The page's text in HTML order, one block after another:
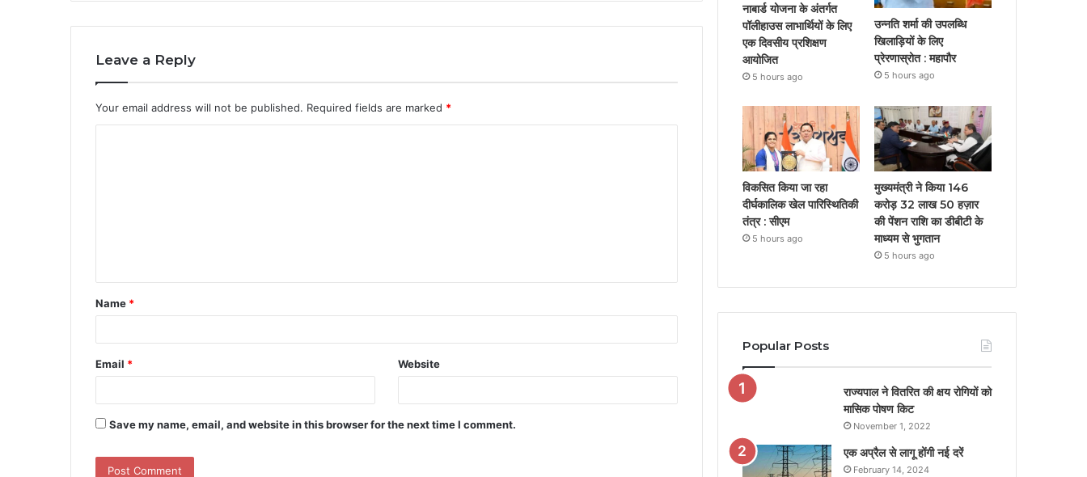
Leave a Reply
Your email address will not be published. Required fields are marked *
t
*
Name *
Email * Website
Save my name, email, and website in this browser for the next time I comment.
नाबार्ड योजना के अंतर्गत
पॉलीहाउस लाभार्थियों के लिए
एक दिवसीय प्रशिक्षण
आयोजित
5 hours ago
उन्नति शर्मा की उपलब्धि
खिलाड़ियों के लिए
प्रेरणास्रोत : महापौर
5 hours ago
विकसित किया जा रहा
दीर्घकालिक खेल पारिस्थितिकी
तंत्र : सीएम
5 hours ago
मुख्यमंत्री ने किया 146
करोड़ 32 लाख 50 हज़ार
की पेंशन राशि का डीबीटी के
माध्यम से भुगतान
5 hours ago
Popular Posts
राज्यपाल ने वितरित की क्षय रोगियों को
मासिक पोषण किट
November 1, 2022
एक अप्रैल से लागू होंगी नई दरें
February 14, 2024